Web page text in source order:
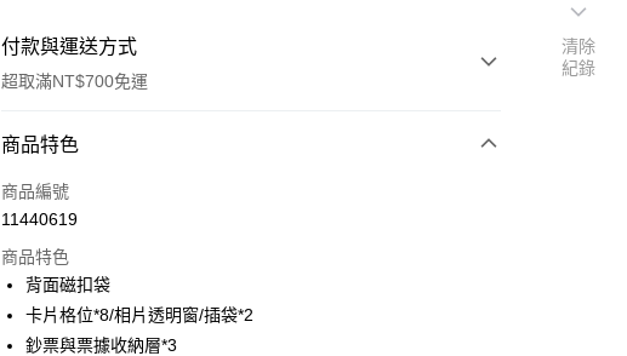
付款與運送方式
超取滿NT$700免運
付款方式
信用卡一次付款
LINE Pay
Apple Pay
商品特色
商品編號
11440619
商品特色
背面磁扣袋
卡片格位*8/相片透明窗/插袋*2
鈔票與票據收納層*3
清除
紀錄